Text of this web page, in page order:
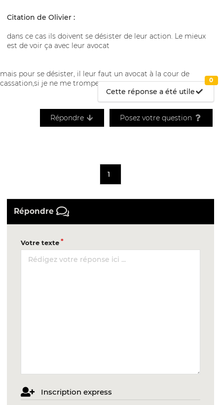
Citation de Olivier :
dans ce cas ils doivent se désister de leur action. Le mieux
est de voir ça avec leur avocat
mais pour se désister, il leur faut un avocat à la cour de
cassation,si je ne me trompe
Cette réponse a été utile
0
Répondre Posez votre question
1
Répondre
Votre texte
Inscription express